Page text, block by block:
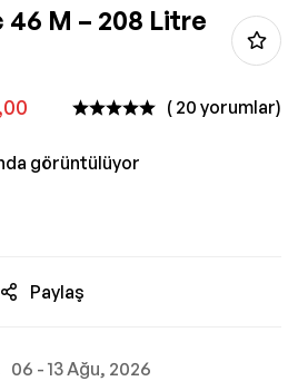
46 M – 208 Litre
( 20 yorumlar)
görüntülüyor
Paylaş
06 - 13 Ağu, 2026